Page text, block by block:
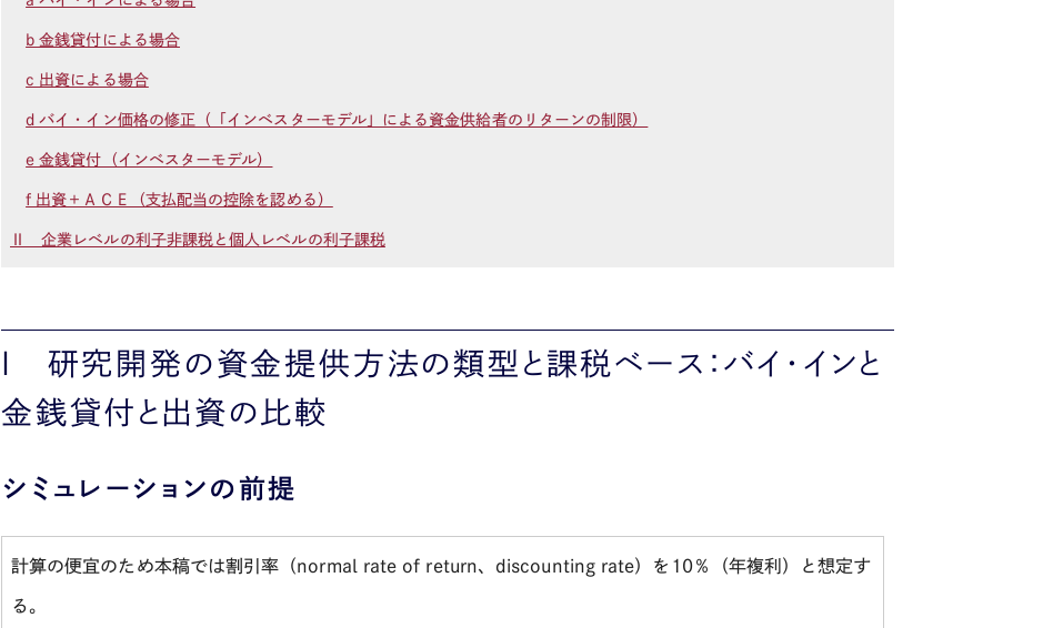
b 金銭貸付による場合
c 出資による場合
d バイ・イン価格の修正（「インベスターモデル」による資金供給者のリターンの制限）
e 金銭貸付（インベスターモデル）
f 出資＋ＡＣＥ（支払配当の控除を認める）
Ⅱ 企業レベルの利子非課税と個人レベルの利子課税
Ⅰ 研究開発の資金提供方法の類型と課税ベース：バイ・インと
金銭貸付と出資の比較
シミュレーションの前提
計算の便宜のため本稿では割引率（normal rate of return、 discounting rate）を 10％（年複利）と想定す
る。